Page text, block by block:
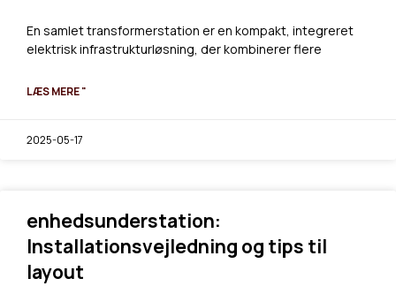
En samlet transformerstation er en kompakt, integreret
elektrisk infrastrukturløsning, der kombinerer flere
LÆS MERE "
2025-05-17
enhedsunderstation:
Installationsvejledning og tips til
layout